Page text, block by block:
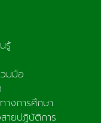
รู้
มมือ
างการศึกษา
ายปฏิบัติการ